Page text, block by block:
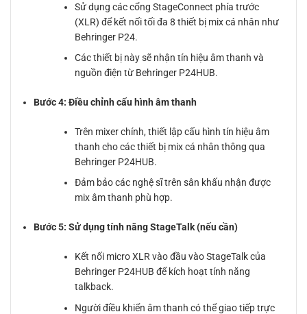
Sử dụng các cổng StageConnect phía trước
(XLR) để kết nối tối đa 8 thiết bị mix cá nhân như
Behringer P24.
Các thiết bị này sẽ nhận tín hiệu âm thanh và
nguồn điện từ Behringer P24HUB.
Bước 4: Điều chỉnh cấu hình âm thanh
Trên mixer chính, thiết lập cấu hình tín hiệu âm
thanh cho các thiết bị mix cá nhân thông qua
Behringer P24HUB.
Đảm bảo các nghệ sĩ trên sân khấu nhận được
mix âm thanh phù hợp.
Bước 5: Sử dụng tính năng StageTalk (nếu cần)
Kết nối micro XLR vào đầu vào StageTalk của
Behringer P24HUB để kích hoạt tính năng
talkback.
Người điều khiển âm thanh có thể giao tiếp trực